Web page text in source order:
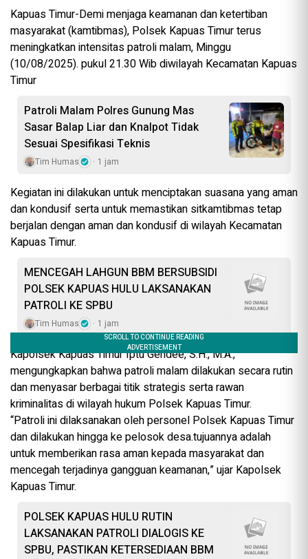
Kapuas Timur-Demi menjaga keamanan dan ketertiban
masyarakat (kamtibmas), Polsek Kapuas Timur terus
meningkatkan intensitas patroli malam, Minggu
(10/08/2025). pukul 21.30 Wib diwilayah Kecamatan Kapuas
Timur
Patroli Malam Polres Gunung Mas
Sasar Balap Liar dan Knalpot Tidak
Sesuai Spesifikasi Teknis
Tim Humas 1 jam
Kegiatan ini dilakukan untuk menciptakan suasana yang aman
dan kondusif serta untuk memastikan sitkamtibmas tetap
berjalan dengan aman dan kondusif di wilayah Kecamatan
Kapuas Timur.
MENCEGAH LAHGUN BBM BERSUBSIDI
POLSEK KAPUAS HULU LAKSANAKAN
PATROLI KE SPBU
Tim Humas 1 jam
Kapolsek Kapuas Timur Iptu Gendee, S.H., M.A.,
mengungkapkan bahwa patroli malam dilakukan secara rutin
dan menyasar berbagai titik strategis serta rawan
kriminalitas di wilayah hukum Polsek Kapuas Timur.
“Patroli ini dilaksanakan oleh personel Polsek Kapuas Timur
dan dilakukan hingga ke pelosok desa.tujuannya adalah
untuk memberikan rasa aman kepada masyarakat dan
mencegah terjadinya gangguan keamanan,” ujar Kapolsek
Kapuas Timur.
POLSEK KAPUAS HULU RUTIN
LAKSANAKAN PATROLI DIALOGIS KE
SPBU, PASTIKAN KETERSEDIAAN BBM